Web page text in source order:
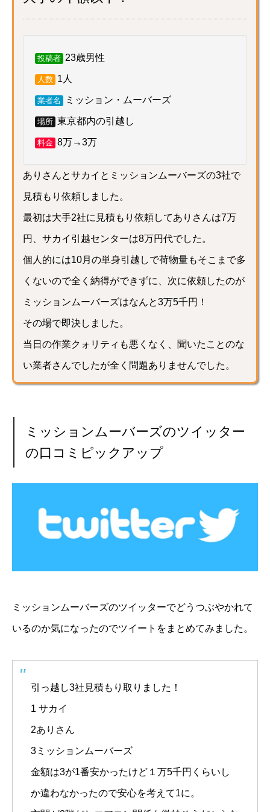
投稿者 23歳男性
人数 1人
業者名 ミッション・ムーバーズ
場所 東京都内の引越し
料金 8万→3万
ありさんとサカイとミッションムーバーズの3社で
見積もり依頼しました。
最初は大手2社に見積もり依頼してありさんは7万
円、サカイ引越センターは8万円代でした。
個人的には10月の単身引越しで荷物量もそこまで多
くないので全く納得ができずに、次に依頼したのが
ミッションムーバーズはなんと3万5千円！
その場で即決しました。
当日の作業クォリティも悪くなく、聞いたことのな
い業者さんでしたが全く問題ありませんでした。
ミッションムーバーズのツイッター
の口コミピックアップ
ミッションムーバーズのツイッターでどうつぶやかれて
いるのか気になったのでツイートをまとめてみました。
引っ越し3社見積もり取りました！
1 サカイ
2ありさん
3ミッションムーバーズ
金額は3が1番安かったけど１万5千円くらいし
か違わなかったので安心を考えて1に。